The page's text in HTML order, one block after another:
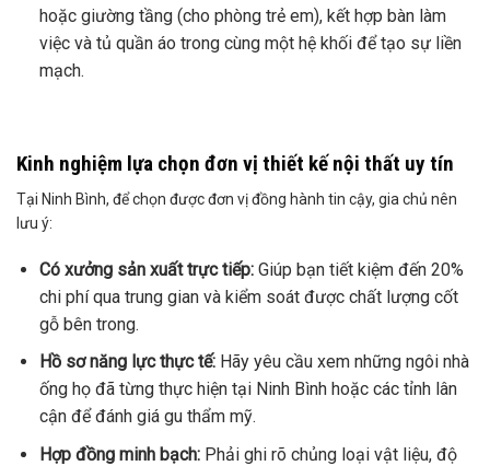
hoặc giường tầng (cho phòng trẻ em), kết hợp bàn làm
việc và tủ quần áo trong cùng một hệ khối để tạo sự liền
mạch.
Kinh nghiệm lựa chọn đơn vị thiết kế nội thất uy tín
Tại Ninh Bình, để chọn được đơn vị đồng hành tin cậy, gia chủ nên
lưu ý:
Có xưởng sản xuất trực tiếp:Giúp bạn tiết kiệm đến 20%
chi phí qua trung gian và kiểm soát được chất lượng cốt
gỗ bên trong.
Hồ sơ năng lực thực tế:Hãy yêu cầu xem những ngôi nhà
ống họ đã từng thực hiện tại Ninh Bình hoặc các tỉnh lân
cận để đánh giá gu thẩm mỹ.
Hợp đồng minh bạch:Phải ghi rõ chủng loại vật liệu, độ